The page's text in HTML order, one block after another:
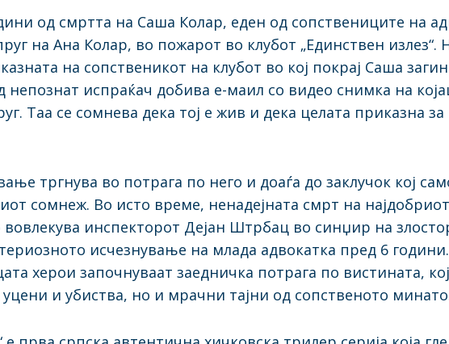
од смртта на Саша Колар, еден од сопствениците на
на Ана Колар, во пожарот во клубот „Единствен излез“.
на сопственикот на клубот во кој покрај Саша
непознат испраќач добива е-маил со видео снимка на
Таа се сомнева дека тој е жив и дека целата приказна
тргнува во потрага по него и доаѓа до заклучок кој
сомнеж. Во исто време, ненадејната смрт на
вовлекува инспекторот Дејан Штрбац во синџир на
исчезнување на млада адвокатка пред 6
херои започнуваат заедничка потрага по вистината,
и убиства, но и мрачни тајни од сопственото